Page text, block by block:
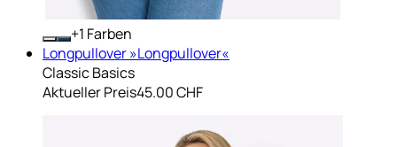
+ Farben
Longpullover »Longpullover«
Classic Basics
Aktueller Preis45.00 CHF